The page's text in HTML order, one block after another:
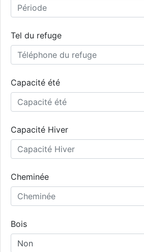
Tel du refuge
Capacité été
Capacité Hiver
Cheminée
Bois